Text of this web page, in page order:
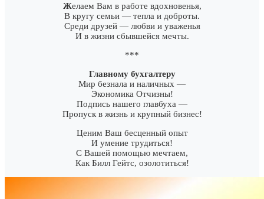
Желаем Вам в работе вдохновенья,
В кругу семьи — тепла и доброты.
Среди друзей — любви и уваженья
И в жизни сбывшейся мечты.
***
Главному бухгалтеру
Мир безнала и наличных —
Экономика Отчизны!
Подпись нашего главбуха —
Пропуск в жизнь и крупный бизнес!
Ценим Ваш бесценный опыт
И умение трудиться!
С Вашей помощью мечтаем,
Как Билл Гейтс, озолотиться!